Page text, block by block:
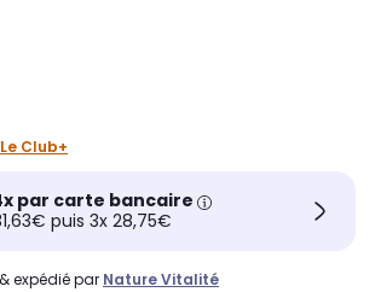
Le Club+
par carte bancaire
puis 3x 28,75€
expédié par Nature Vitalité